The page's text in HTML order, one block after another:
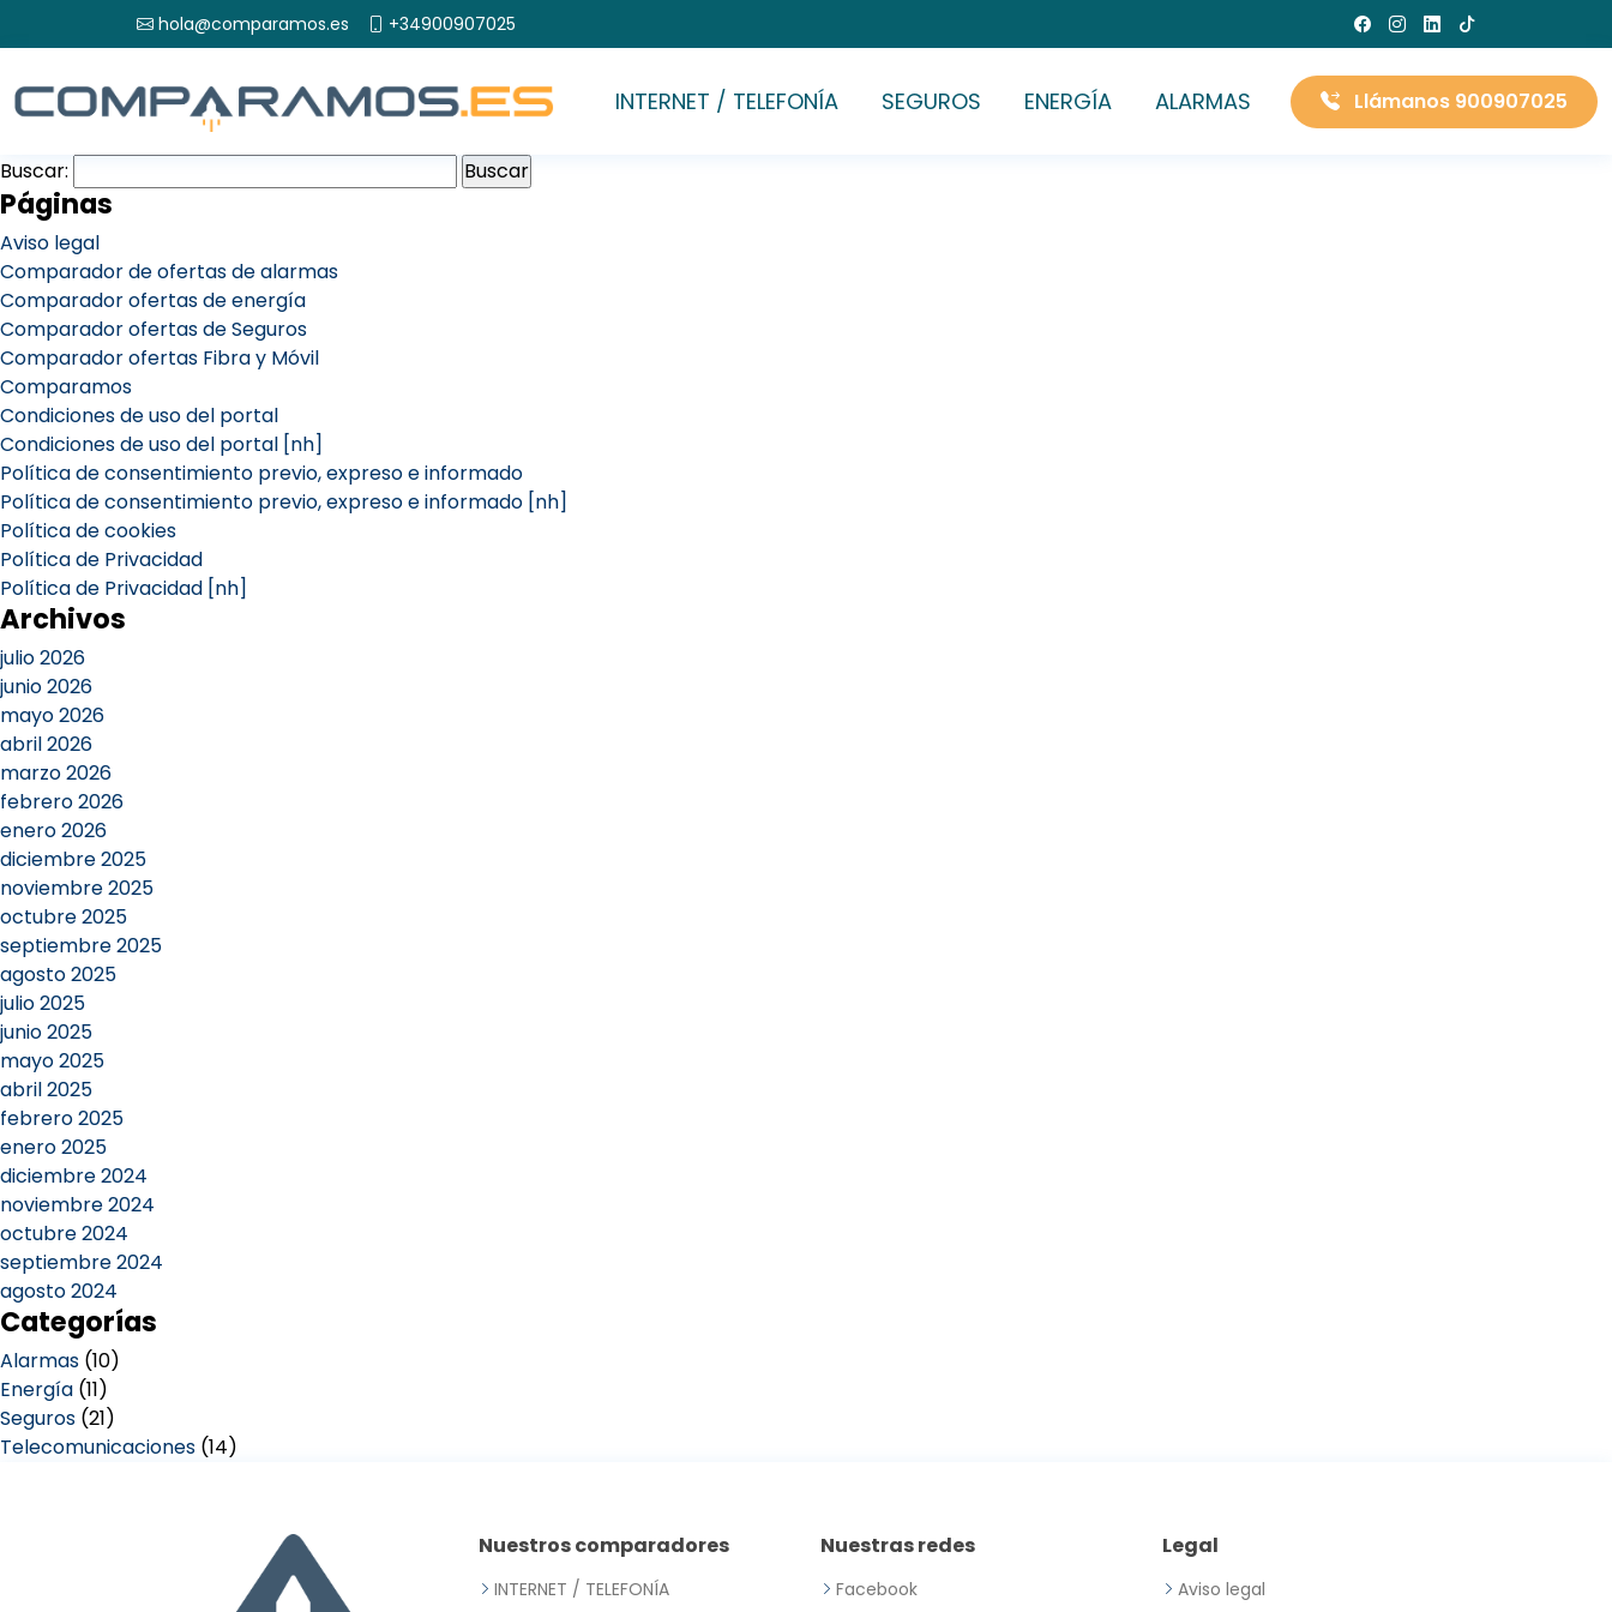
hola@comparamos.es +34900907025
INTERNET / TELEFONÍA SEGUROS ENERGÍA ALARMAS Llámanos 900907025
Buscar:
Páginas
Aviso legal
Comparador de ofertas de alarmas
Comparador ofertas de energía
Comparador ofertas de Seguros
Comparador ofertas Fibra y Móvil
Comparamos
Condiciones de uso del portal
Condiciones de uso del portal [nh]
Política de consentimiento previo, expreso e informado
Política de consentimiento previo, expreso e informado [nh]
Política de cookies
Política de Privacidad
Política de Privacidad [nh]
Archivos
julio 2026
junio 2026
mayo 2026
abril 2026
marzo 2026
febrero 2026
enero 2026
diciembre 2025
noviembre 2025
octubre 2025
septiembre 2025
agosto 2025
julio 2025
junio 2025
mayo 2025
abril 2025
febrero 2025
enero 2025
diciembre 2024
noviembre 2024
octubre 2024
septiembre 2024
agosto 2024
Categorías
Alarmas (10)
Energía (11)
Seguros (21)
Telecomunicaciones (14)
Nuestros comparadores
INTERNET / TELEFONÍA
Nuestras redes
Facebook
Legal
Aviso legal